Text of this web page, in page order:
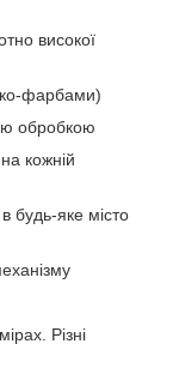
високої
фарбами)
обробкою
кожній
будь-яке місто
Різні